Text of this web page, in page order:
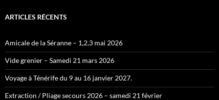
ARTICLES RÉCENTS
Amicale de la Séranne – 1,2,3 mai 2026
Vide grenier – Samedi 21 mars 2026
Voyage à Ténérife du 9 au 16 janvier 2027.
Extraction / Pliage secours 2026 – samedi 21 février